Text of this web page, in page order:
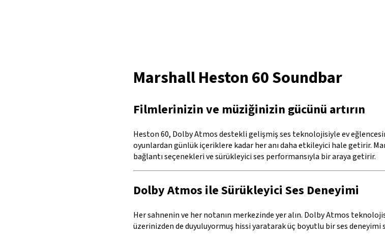
Marshall Heston 60 Soundbar
Filmlerinizin ve müziğinizin gücünü artırın
Heston 60, Dolby Atmos destekli gelişmiş ses teknolojisiyle ev
oyunlardan günlük içeriklere kadar her anı daha etkileyici hale getirir.
bağlantı seçenekleri ve sürükleyici ses performansıyla bir araya getirir.
Dolby Atmos ile Sürükleyici Ses Deneyimi
Her sahnenin ve her notanın merkezinde yer alın. Dolby Atmos
üzerinizden de duyuluyormuş hissi yaratarak üç boyutlu bir ses deneyimi